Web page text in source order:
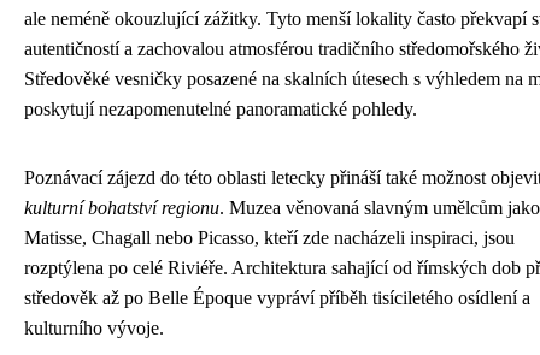
ale neméně okouzlující zážitky. Tyto menší lokality často překvapí
autentičností a zachovalou atmosférou tradičního středomořského
Středověké vesničky posazené na skalních útesech s výhledem na
poskytují nezapomenutelné panoramatické pohledy.
Poznávací zájezd do této oblasti letecky přináší také možnost
kulturní bohatství regionu. Muzea věnovaná slavným umělcům jako
Matisse, Chagall nebo Picasso, kteří zde nacházeli inspiraci, jsou
rozptýlena po celé Riviéře. Architektura sahající od římských dob
středověk až po Belle Époque vypráví příběh tisíciletého osídlení a
kulturního vývoje.